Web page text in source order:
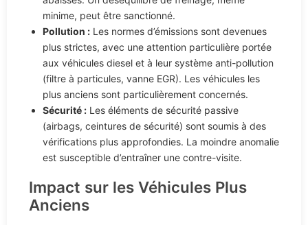
minime, peut être sanctionné.
Pollution : Les normes d’émissions sont devenues
plus strictes, avec une attention particulière portée
aux véhicules diesel et à leur système anti-pollution
(filtre à particules, vanne EGR). Les véhicules les
plus anciens sont particulièrement concernés.
Sécurité : Les éléments de sécurité passive
(airbags, ceintures de sécurité) sont soumis à des
vérifications plus approfondies. La moindre anomalie
est susceptible d’entraîner une contre-visite.
Impact sur les Véhicules Plus
Anciens